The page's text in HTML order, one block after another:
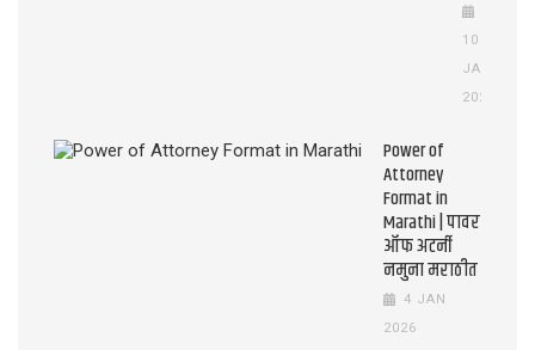
10
JAN
2026
Power of
Attorney
Format in
Marathi | पावर
ऑफ अटर्नी
नमुना मराठीत
4 JAN
2026